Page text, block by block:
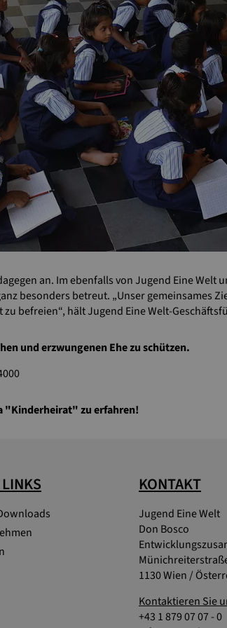
an. Im ebenfalls von Jugend Eine Welt
besonders betreut. „Unser gemeinsames
befreien“, hält Jugend Eine Welt-
und erzwungenen Ehe zu schützen.
"Kinderheirat" zu erfahren!
KONTAKT
Jugend Eine Welt
Don Bosco
1130 Wien /
Kontaktieren Sie
+43 1 879 07 07 - 0